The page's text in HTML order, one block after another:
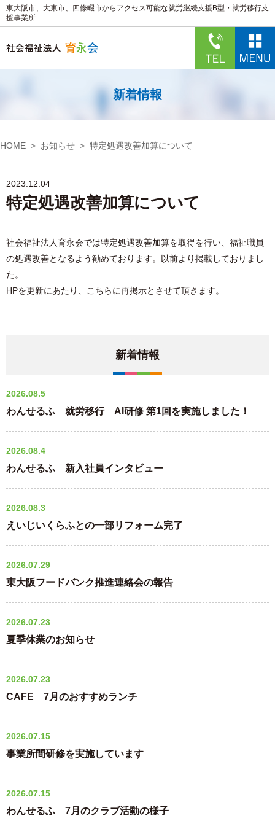
東大阪市、大東市、四條畷市からアクセス可能な就労継続支援B型・就労移行支
援事業所
新着情報
HOME お知らせ 特定処遇改善加算について
2023.12.04
特定処遇改善加算について
社会福祉法人育永会では特定処遇改善加算を取得を行い、福祉職員
の処遇改善となるよう勧めております。以前より掲載しておりまし
た。
HPを更新にあたり、こちらに再掲示とさせて頂きます。
新着情報
2026.08.5
わんせるふ 就労移行 AI研修 第1回を実施しました！
2026.08.4
わんせるふ 新入社員インタビュー
2026.08.3
えいじいくらふとの一部リフォーム完了
2026.07.29
東大阪フードバンク推進連絡会の報告
2026.07.23
夏季休業のお知らせ
2026.07.23
CAFE 7月のおすすめランチ
2026.07.15
事業所間研修を実施しています
2026.07.15
わんせるふ 7月のクラブ活動の様子